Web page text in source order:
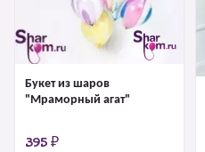
Букет из шаров
"Мраморный агат"
395 ₽